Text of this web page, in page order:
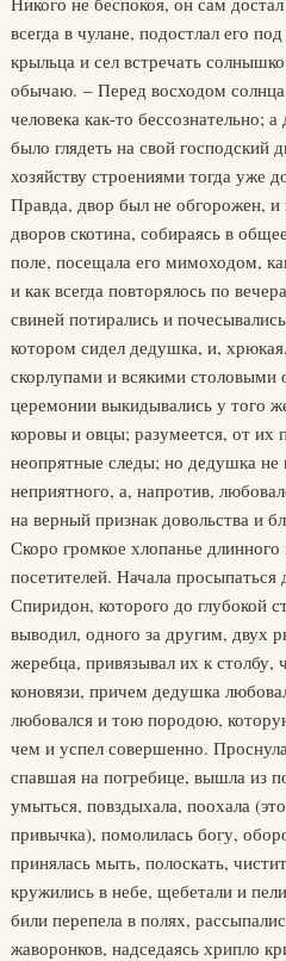
всегда в чулане, подостлал его
крыльца и сел встречать
обычаю. – Перед восходом солнца
человека как-то бессознательно;
было глядеть на свой
хозяйству строениями тогда уже
Правда, двор был не обгорожен, и
дворов скотина, собираясь в
поле, посещала его мимоходом,
и как всегда повторялось по
свиней потирались и
котором сидел дедушка, и,
скорлупами и всякими столовыми
церемонии выкидывались у того
коровы и овцы; разумеется, от их
неопрятные следы; но дедушка не
неприятного, а, напротив,
на верный признак довольства и
Скоро громкое хлопанье
посетителей. Начала
Спиридон, которого до глубокой
выводил, одного за другим, двух
жеребца, привязывал их к
коновязи, причем дедушка
любовался и тою породою,
чем и успел совершенно.
спавшая на погребице, вышла из
умыться, повздыхала, поохала
привычка), помолилась богу,
принялась мыть, полоскать,
кружились в небе, щебетали и
били перепела в полях,
жаворонков, надседаясь хрипло